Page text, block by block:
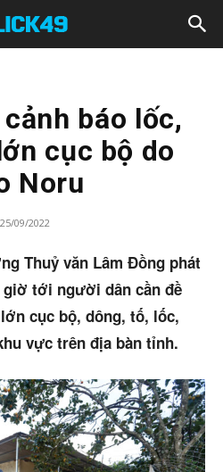
báo lốc,
cục bộ do
Noru
25/09/2022
Thuỷ văn Lâm Đồng phát
tới người dân cần đề
cục bộ, dông, tố, lốc,
vực trên địa bàn tỉnh.